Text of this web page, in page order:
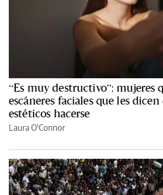
“Es muy destructivo”: mujeres
escáneres faciales que les
estéticos hacerse
Laura O'Connor